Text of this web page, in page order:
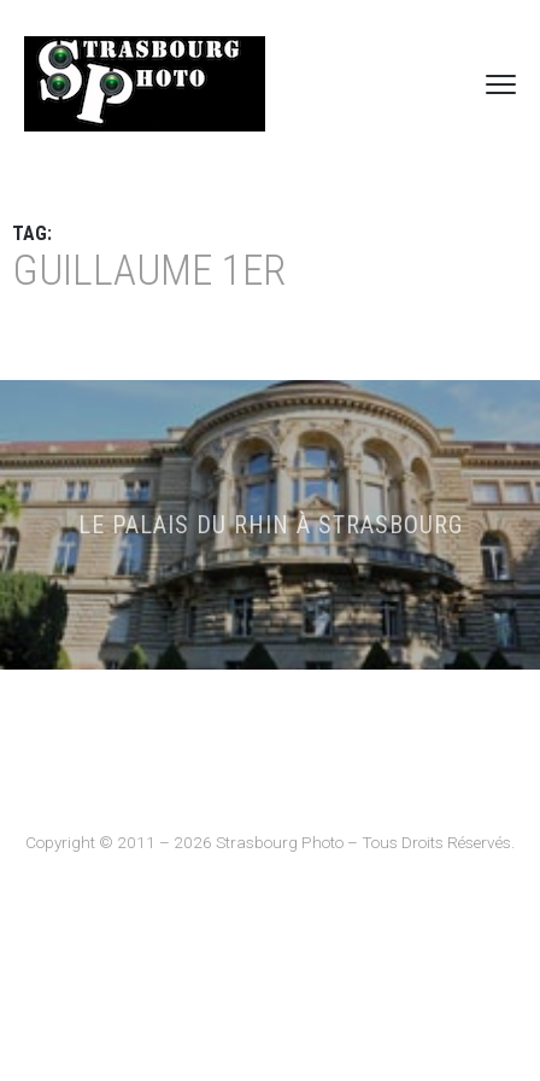
TAG:
GUILLAUME 1ER
LE PALAIS DU RHIN À STRASBOURG
Copyright © 2011 – 2026 Strasbourg Photo – Tous Droits Réservés.